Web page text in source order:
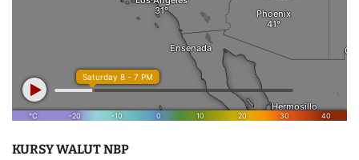
KURSY WALUT NBP